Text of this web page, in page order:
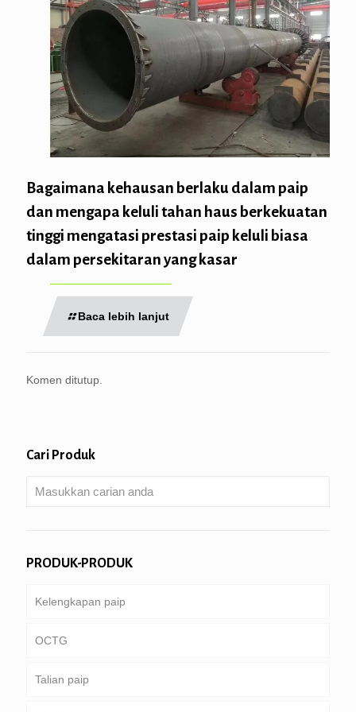
Bagaimana kehausan berlaku dalam paip
dan mengapa keluli tahan haus berkekuatan
tinggi mengatasi prestasi paip keluli biasa
dalam persekitaran yang kasar
Baca lebih lanjut
Komen ditutup.
Cari Produk
PRODUK-PRODUK
Kelengkapan paip
OCTG
Tiub & sarung
Talian paip